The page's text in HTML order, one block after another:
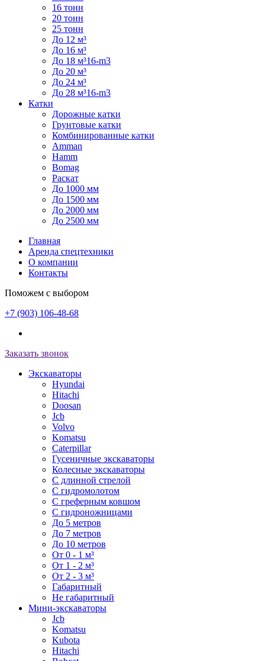
16 тонн
20 тонн
25 тонн
До 12 м³
До 16 м³
До 18 м³16-m3
До 20 м³
До 24 м³
До 28 м³16-m3
Катки
Дорожные катки
Грунтовые катки
Комбинированные катки
Amman
Hamm
Bomag
Раскат
До 1000 мм
До 1500 мм
До 2000 мм
До 2500 мм
Главная
Аренда спецтехники
О компании
Контакты
Поможем с выбором
+7 (903) 106-48-68
Заказать звонок
Экскаваторы
Hyundai
Hitachi
Doosan
Jcb
Volvo
Komatsu
Caterpillar
Гусеничные экскаваторы
Колесные экскаваторы
С длинной стрелой
С гидромолотом
С греферным ковшом
С гидроножницами
До 5 метров
До 7 метров
До 10 метров
От 0 - 1 м³
От 1 - 2 м³
От 2 - 3 м³
Габаритный
Не габаритный
Мини-экскаваторы
Jcb
Komatsu
Kubota
Hitachi